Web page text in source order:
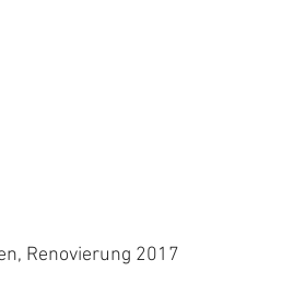
Renovierung 2017